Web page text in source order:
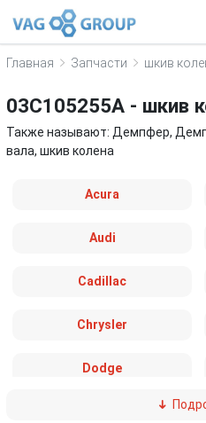
Главная Запчасти шкив
03C105255A - шкив
Также называют: Демпфер,
вала, шкив колена
Acura
Audi
Cadillac
Chrysler
Dodge